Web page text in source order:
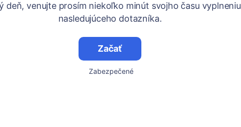
deň, venujte prosím niekoľko minút svojho času vyplneniu
nasledujúceho dotazníka.
Začať
Zabezpečené